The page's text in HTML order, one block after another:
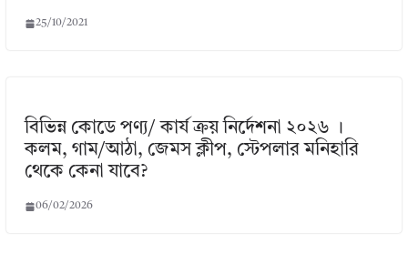
25/10/2021
বিভিন্ন কোডে পণ্য/ কার্য ক্রয় নির্দেশনা ২০২৬ ।
কলম, গাম/আঠা, জেমস ক্লীপ, স্টেপলার মনিহারি
থেকে কেনা যাবে?
06/02/2026